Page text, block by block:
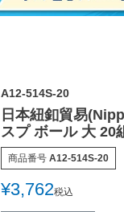
A12-514S-20
日本紐釦貿易
スプ ボール 大 20
商品番号 A12-514S-20
¥3,762税込